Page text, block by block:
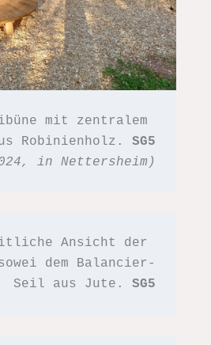
mit zentralem
Robinienholz. SG5
in Nettersheim)
Ansicht der
dem Balancier-
Seil aus Jute. SG5